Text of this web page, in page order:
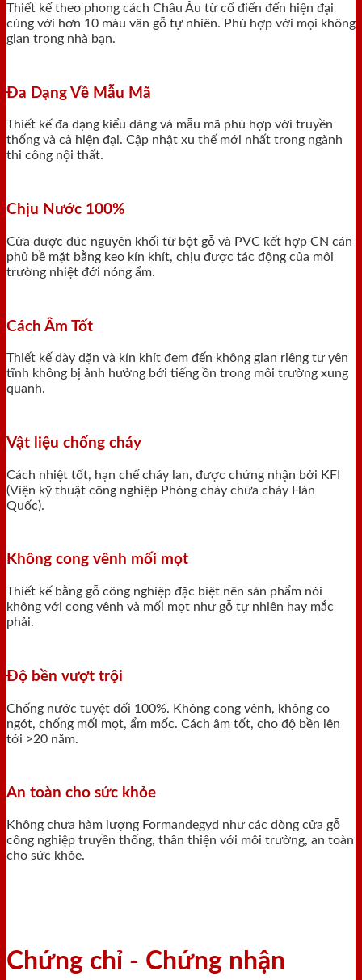
Thiết kế theo phong cách Châu Âu từ cổ điển đến hiện đại
cùng với hơn 10 màu vân gỗ tự nhiên. Phù hợp với mọi không
gian trong nhà bạn.
Đa Dạng Về Mẫu Mã
Thiết kế đa dạng kiểu dáng và mẫu mã phù hợp với truyền
thống và cả hiện đại. Cập nhật xu thế mới nhất trong ngành
thi công nội thất.
Chịu Nước 100%
Cửa được đúc nguyên khối từ bột gỗ và PVC kết hợp CN cán
phủ bề mặt bằng keo kín khít, chịu được tác động của môi
trường nhiệt đới nóng ẩm.
Cách Âm Tốt
Thiết kế dày dặn và kín khít đem đến không gian riêng tư yên
tĩnh không bị ảnh hưởng bới tiếng ồn trong môi trường xung
quanh.
Vật liệu chống cháy
Cách nhiệt tốt, hạn chế cháy lan, được chứng nhận bởi KFI
(Viện kỹ thuật công nghiệp Phòng cháy chữa cháy Hàn
Quốc).
Không cong vênh mối mọt
Thiết kế bằng gỗ công nghiệp đặc biệt nên sản phẩm nói
không với cong vênh và mối mọt như gỗ tự nhiên hay mắc
phải.
Độ bền vượt trội
Chống nước tuyệt đối 100%. Không cong vênh, không co
ngót, chống mối mọt, ẩm mốc. Cách âm tốt, cho độ bền lên
tới >20 năm.
An toàn cho sức khỏe
Không chưa hàm lượng Formandegyd như các dòng cửa gỗ
công nghiệp truyền thống, thân thiện với môi trường, an toàn
cho sức khỏe.
Chứng chỉ - Chứng nhận